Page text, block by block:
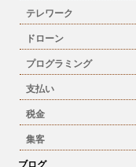
テレワーク
ドローン
プログラミング
支払い
税金
集客
ブログ